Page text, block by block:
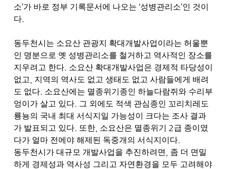
소’가 바로 정부 기록문서에 나오는 ‘성병관리소’인 것이
다.
동두천시는 소요산 관광지 확대개발사업이라는 허울뿐
인 명분으로 옛 성병관리소를 철거하고 역사적인 장소를
지우려고 한다. 소요산 확대개발사업은 경제적 타당성이
없고
지역의 역사도 없고 생태도 없고 사람들에게 배려
도 없다. 소요산에는 멸종위기종인 하늘다람쥐와 수리부
엉이가 살고 있다. 그 외에도 적색 관심종인 꼬리치레도
룡뇽의 국내 최대 서식지일 가능성이 크다는 조사 결과
가 발표되고 있다. 또한 소요산은 멸종위기 2급 종이였
다가 얼마 전에야 해제된 독중개의 서식지이다.
동두천시가 대규모 개발사업을 추진하려면
좀 더 면밀
하게 경제성과 역사성 그리고 자연환경을 모두 고려해야